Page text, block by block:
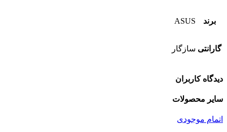
برند ASUS
گارانتی سازگار
دیدگاه کاربران
سایر محصولات
اتمام موجودی